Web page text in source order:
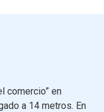
comercio” en
a 14 metros. En